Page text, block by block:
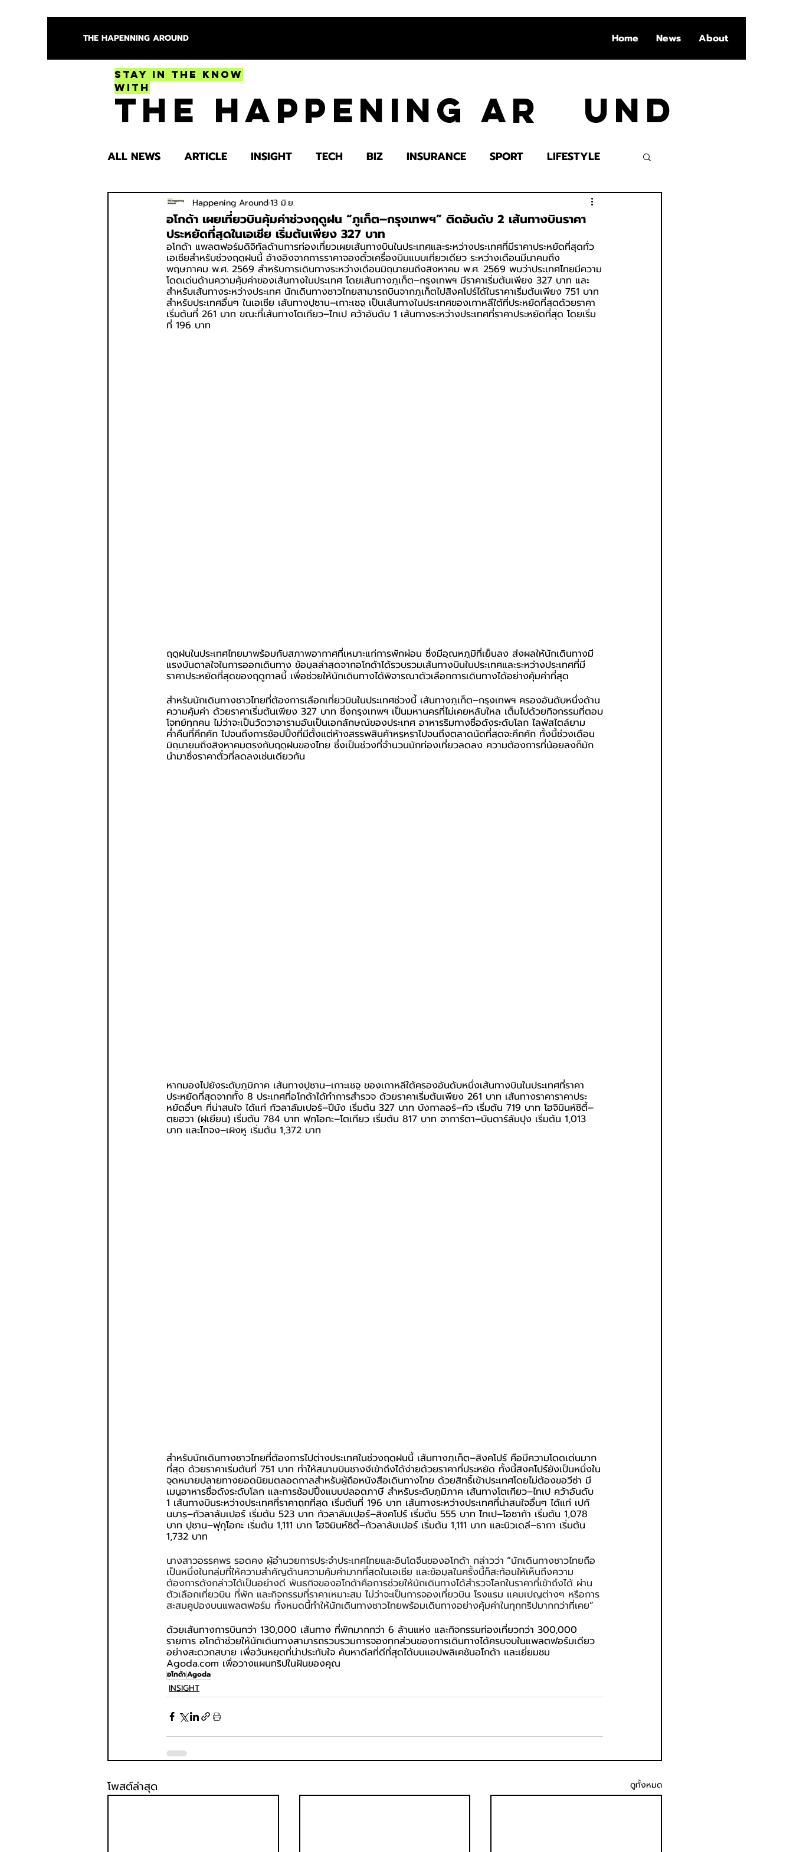
THE HAPENNING AROUND Home News About
Stay in the Know
With
The Happening Ar und
ALL NEWS ARTICLE INSIGHT TECH BIZ INSURANCE SPORT LIFESTYLE
ENTERTAINMENT HEALTH
SPOTLIGHT TRY
อโกด้า เผยเที่ยวบินคุ้มค่าช่วงฤดูฝน “ภูเก็ต–กรุงเทพฯ” ติดอันดับ 2 เส้นทางบินราคา
ประหยัดที่สุดในเอเชีย เริ่มต้นเพียง 327 บาท
Happening Around13 มิ.ย.
อโกด้า แพลตฟอร์มดิจิทัลด้านการท่องเที่ยวเผยเส้นทางบินในประเทศและระหว่างประเทศที่มีราคาประหยัดที่สุดทั่ว
เอเชียสำหรับช่วงฤดูฝนนี้ อ้างอิงจากการราคาจองตั๋วเครื่องบินแบบเที่ยวเดียว ระหว่างเดือนมีนาคมถึง
พฤษภาคม พ.ศ. 2569 สำหรับการเดินทางระหว่างเดือนมิถุนายนถึงสิงหาคม พ.ศ. 2569 พบว่าประเทศไทยมีความ
โดดเด่นด้านความคุ้มค่าของเส้นทางในประเทศ โดยเส้นทางภูเก็ต–กรุงเทพฯ มีราคาเริ่มต้นเพียง 327 บาท และ
สำหรับเส้นทางระหว่างประเทศ นักเดินทางชาวไทยสามารถบินจากภูเก็ตไปสิงคโปร์ได้ในราคาเริ่มต้นเพียง 751 บาท
สำหรับประเทศอื่นๆ ในเอเชีย เส้นทางปูซาน–เกาะเชจู เป็นเส้นทางในประเทศของเกาหลีใต้ที่ประหยัดที่สุดด้วยราคา
เริ่มต้นที่ 261 บาท ขณะที่เส้นทางโตเกียว–ไทเป คว้าอันดับ 1 เส้นทางระหว่างประเทศที่ราคาประหยัดที่สุด โดยเริ่ม
ที่ 196 บาท
ฤดูฝนในประเทศไทยมาพร้อมกับสภาพอากาศที่เหมาะแก่การพักผ่อน ซึ่งมีอุณหภูมิที่เย็นลง ส่งผลให้นักเดินทางมี
แรงบันดาลใจในการออกเดินทาง ข้อมูลล่าสุดจากอโกด้าได้รวบรวมเส้นทางบินในประเทศและระหว่างประเทศที่มี
ราคาประหยัดที่สุดของฤดูกาลนี้ เพื่อช่วยให้นักเดินทางได้พิจารณาตัวเลือกการเดินทางได้อย่างคุ้มค่าที่สุด
สำหรับนักเดินทางชาวไทยที่ต้องการเลือกเที่ยวบินในประเทศช่วงนี้ เส้นทางภูเก็ต–กรุงเทพฯ ครองอันดับหนึ่งด้าน
ความคุ้มค่า ด้วยราคาเริ่มต้นเพียง 327 บาท ซึ่งกรุงเทพฯ เป็นมหานครที่ไม่เคยหลับใหล เต็มไปด้วยกิจกรรมที่ตอบ
โจทย์ทุกคน ไม่ว่าจะเป็นวัดวาอารามอันเป็นเอกลักษณ์ของประเทศ อาหารริมทางชื่อดังระดับโลก ไลฟ์สไตล์ยาม
ค่ำคืนที่คึกคัก ไปจนถึงการช้อปปิ้งที่มีตั้งแต่ห้างสรรพสินค้าหรูหราไปจนถึงตลาดนัดที่สุดจะคึกคัก ทั้งนี้ช่วงเดือน
มิถุนายนถึงสิงหาคมตรงกับฤดูฝนของไทย ซึ่งเป็นช่วงที่จำนวนนักท่องเที่ยวลดลง ความต้องการที่น้อยลงก็มัก
นำมาซึ่งราคาตั๋วที่ลดลงเช่นเดียวกัน
หากมองไปยังระดับภูมิภาค เส้นทางปูซาน–เกาะเชจู ของเกาหลีใต้ครองอันดับหนึ่งเส้นทางบินในประเทศที่ราคา
ประหยัดที่สุดจากทั้ง 8 ประเทศที่อโกด้าได้ทำการสำรวจ ด้วยราคาเริ่มต้นเพียง 261 บาท เส้นทางราคาราคาประ
หยัดอื่นๆ ที่น่าสนใจ ได้แก่ กัวลาลัมเปอร์–ปีนัง เริ่มต้น 327 บาท บังกาลอร์–กัว เริ่มต้น 719 บาท โฮจิมินห์ซิตี้–
ตุยฮวา (ฝูเยียน) เริ่มต้น 784 บาท ฟุกุโอกะ–โตเกียว เริ่มต้น 817 บาท จาการ์ตา–บันดาร์ลัมปุง เริ่มต้น 1,013
บาท และไทจง–เผิงหู เริ่มต้น 1,372 บาท
สำหรับนักเดินทางชาวไทยที่ต้องการไปต่างประเทศในช่วงฤดูฝนนี้ เส้นทางภูเก็ต–สิงคโปร์ คือมีความโดดเด่นมาก
ที่สุด ด้วยราคาเริ่มต้นที่ 751 บาท ทำให้สนามบินชางงีเข้าถึงได้ง่ายด้วยราคาที่ประหยัด ทั้งนี้สิงคโปร์ยังเป็นหนึ่งใน
จุดหมายปลายทางยอดนิยมตลอดกาลสำหรับผู้ถือหนังสือเดินทางไทย ด้วยสิทธิ์เข้าประเทศโดยไม่ต้องขอวีซ่า มี
เมนูอาหารชื่อดังระดับโลก และการช้อปปิ้งแบบปลอดภาษี สำหรับระดับภูมิภาค เส้นทางโตเกียว–ไทเป คว้าอันดับ
1 เส้นทางบินระหว่างประเทศที่ราคาถูกที่สุด เริ่มต้นที่ 196 บาท เส้นทางระหว่างประเทศที่น่าสนใจอื่นๆ ได้แก่ เปกั
นบารู–กัวลาลัมเปอร์ เริ่มต้น 523 บาท กัวลาลัมเปอร์–สิงคโปร์ เริ่มต้น 555 บาท ไทเป–โอซาก้า เริ่มต้น 1,078
บาท ปูซาน–ฟุกุโอกะ เริ่มต้น 1,111 บาท โฮจิมินห์ซิตี้–กัวลาลัมเปอร์ เริ่มต้น 1,111 บาท และนิวเดลี–ธากา เริ่มต้น
1,732 บาท
นางสาวอรรคพร รอดคง ผู้อำนวยการประจำประเทศไทยและอินโดจีนของอโกด้า กล่าวว่า “นักเดินทางชาวไทยถือ
เป็นหนึ่งในกลุ่มที่ให้ความสำคัญด้านความคุ้มค่ามากที่สุดในเอเชีย และข้อมูลในครั้งนี้ก็สะท้อนให้เห็นถึงความ
ต้องการดังกล่าวได้เป็นอย่างดี พันธกิจของอโกด้าคือการช่วยให้นักเดินทางได้สำรวจโลกในราคาที่เข้าถึงได้ ผ่าน
ตัวเลือกเที่ยวบิน ที่พัก และกิจกรรมที่ราคาเหมาะสม ไม่ว่าจะเป็นการจองเที่ยวบิน โรงแรม แคมเปญต่างๆ หรือการ
สะสมคูปองบนแพลตฟอร์ม ทั้งหมดนี้ทำให้นักเดินทางชาวไทยพร้อมเดินทางอย่างคุ้มค่าในทุกทริปมากกว่าที่เคย”
ด้วยเส้นทางการบินกว่า 130,000 เส้นทาง ที่พักมากกว่า 6 ล้านแห่ง และกิจกรรมท่องเที่ยวกว่า 300,000
รายการ อโกด้าช่วยให้นักเดินทางสามารถรวบรวมการจองทุกส่วนของการเดินทางได้ครบจบในแพลตฟอร์มเดียว
อย่างสะดวกสบาย เพื่อวันหยุดที่น่าประทับใจ ค้นหาดีลที่ดีที่สุดได้บนแอปพลิเคชันอโกด้า และเยี่ยมชม
Agoda.com เพื่อวางแผนทริปในฝันของคุณ
อโกด้าAgoda
INSIGHT
โพสต์ล่าสุด ดูทั้งหมด